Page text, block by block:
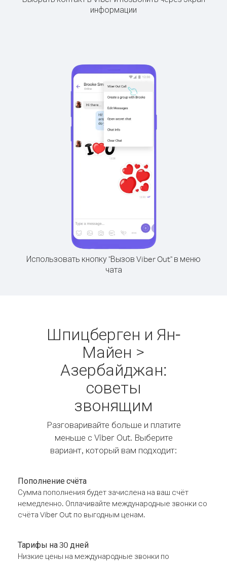
информации
Использовать кнопку "Вызов Viber Out" в меню
чата
Шпицберген и Ян-
Майен >
Азербайджан:
советы
звонящим
Разговаривайте больше и платите
меньше с Viber Out. Выберите
вариант, который вам подходит:
Пополнение счёта
Сумма пополнения будет зачислена на ваш счёт
немедленно. Оплачивайте международные звонки со
счёта Viber Out по выгодным ценам.
Тарифы на 30 дней
Низкие цены на международные звонки по